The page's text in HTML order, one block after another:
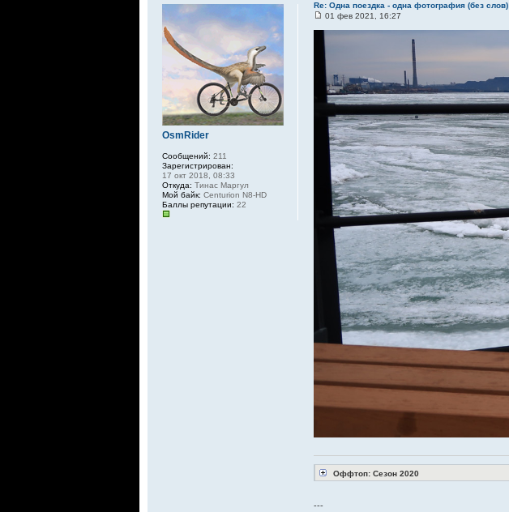
Re: Одна поездка - одна фотография (без слов)
01 фев 2021, 16:27
Оффтоп: Сезон 2020
---
OsmRider
Сообщений: 211
Зарегистрирован:
17 окт 2018, 08:33
Откуда: Тинас Маргул
Мой байк: Centurion N8-HD
Баллы репутации: 22